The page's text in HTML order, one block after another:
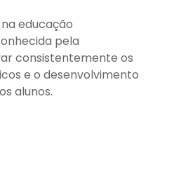
educação
pela
consistentemente os
e o desenvolvimento
alunos.